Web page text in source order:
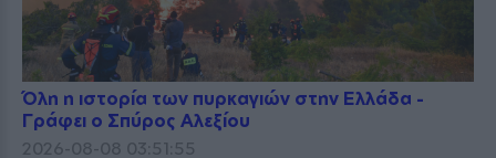
Όλη η ιστορία των πυρκαγιών στην Ελλάδα -
Γράφει ο Σπύρος Αλεξίου
2026-08-08 03:51:55